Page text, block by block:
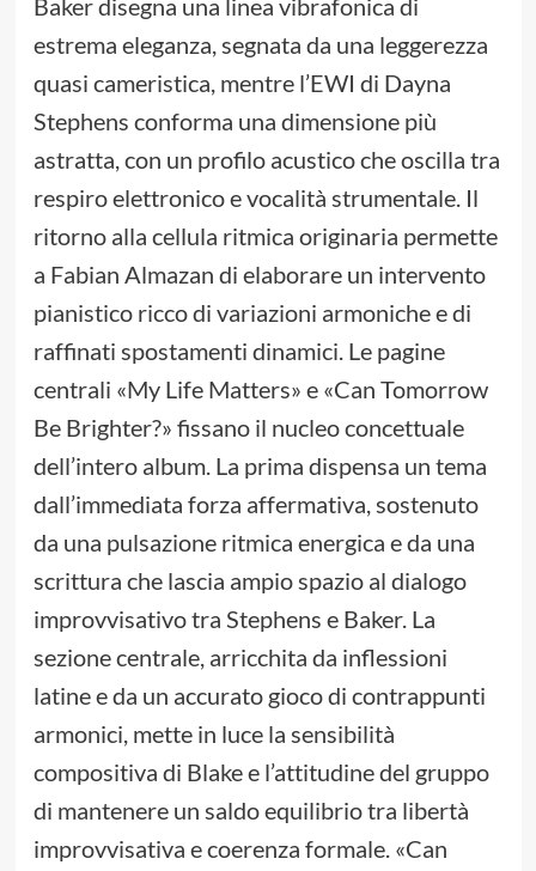
Baker disegna una linea vibrafonica di
estrema eleganza, segnata da una leggerezza
quasi cameristica, mentre l’EWI di Dayna
Stephens conforma una dimensione più
astratta, con un profilo acustico che oscilla tra
respiro elettronico e vocalità strumentale. Il
ritorno alla cellula ritmica originaria permette
a Fabian Almazan di elaborare un intervento
pianistico ricco di variazioni armoniche e di
raffinati spostamenti dinamici. Le pagine
centrali «My Life Matters» e «Can Tomorrow
Be Brighter?» fissano il nucleo concettuale
dell’intero album. La prima dispensa un tema
dall’immediata forza affermativa, sostenuto
da una pulsazione ritmica energica e da una
scrittura che lascia ampio spazio al dialogo
improvvisativo tra Stephens e Baker. La
sezione centrale, arricchita da inflessioni
latine e da un accurato gioco di contrappunti
armonici, mette in luce la sensibilità
compositiva di Blake e l’attitudine del gruppo
di mantenere un saldo equilibrio tra libertà
improvvisativa e coerenza formale. «Can